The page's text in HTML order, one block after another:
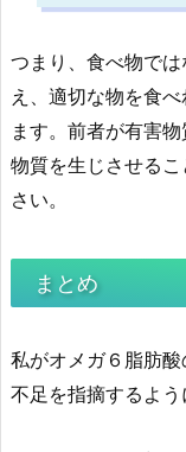
つまり、食べ物で
え、適切な物を食
ます。前者が有害
物質を生じさせる
さい。
まとめ
私がオメガ６脂肪
不足を指摘するよう